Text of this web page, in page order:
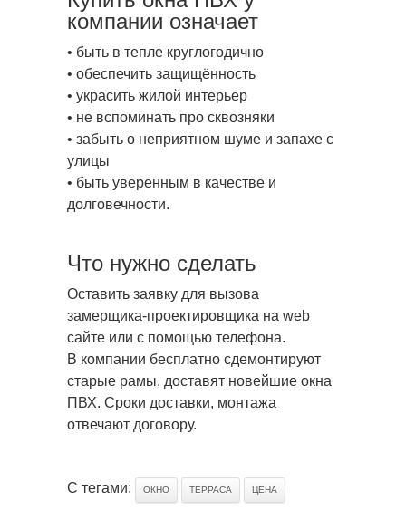
компании означает
• быть в тепле круглогодично
• обеспечить защищённость
• украсить жилой интерьер
• не вспоминать про сквозняки
• забыть о неприятном шуме и запахе с
улицы
• быть уверенным в качестве и
долговечности.
Что нужно сделать
Оставить заявку для вызова
замерщика-проектировщика на web
сайте или с помощью телефона.
В компании бесплатно сдемонтируют
старые рамы, доставят новейшие окна
ПВХ. Сроки доставки, монтажа
отвечают договору.
С тегами: ОКНО ТЕРРАСА ЦЕНА